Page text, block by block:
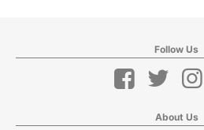
Follow Us
About Us